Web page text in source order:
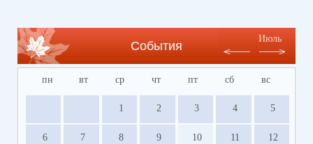
События
Июль
пн вт ср чт пт сб вс
1 2 3 4 5
6 7 8 9 10 11 12